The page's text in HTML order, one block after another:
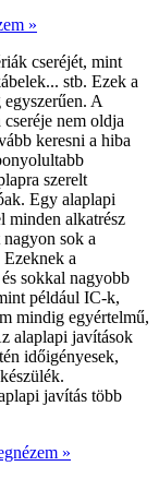
»
cseréjét, mint
stb. Ezek a
A
nem oldja
keresni a hiba
szerelt
Egy alaplapi
minden alkatrész
sok a
a
sokkal nagyobb
például IC-k,
mindig egyértelmű,
alaplapi javítások
időigényesek,
javítás több
»